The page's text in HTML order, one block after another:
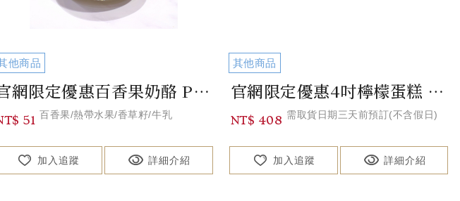
他商品
官網限定優惠百香果奶酪 Passion Fruit Panna Cotta
百香果/熱帶水果/香草籽/牛乳
51
加入追蹤 詳細介紹
其他商品
官網限定優惠4吋檸檬蛋糕 Lemon Cake (4-inch)
需取貨日期三天前預訂(不含假日)
NT$ 408
加入追蹤 詳細介紹